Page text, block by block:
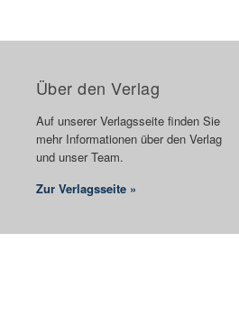
Über den Verlag
Auf unserer Verlagsseite finden Sie
mehr Informationen über den Verlag
und unser Team.
Zur Verlagsseite »